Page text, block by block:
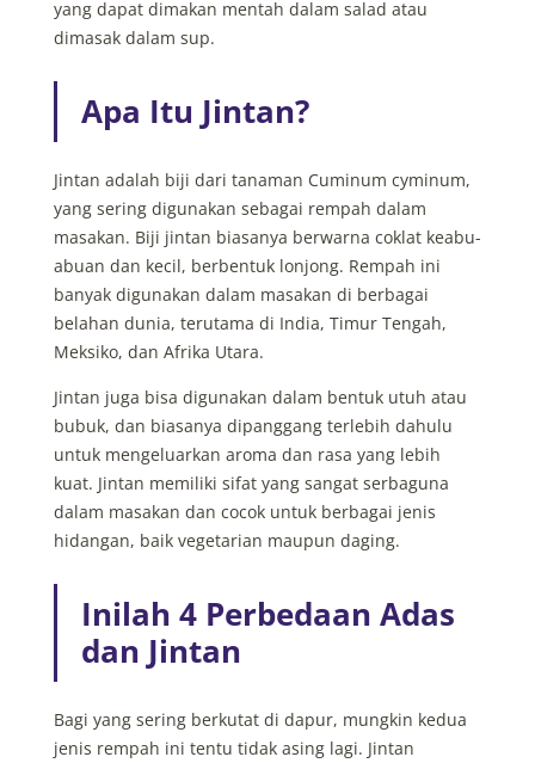
yang dapat dimakan mentah dalam salad atau
dimasak dalam sup.
Apa Itu Jintan?
Jintan adalah biji dari tanaman Cuminum cyminum,
yang sering digunakan sebagai rempah dalam
masakan. Biji jintan biasanya berwarna coklat keabu-
abuan dan kecil, berbentuk lonjong. Rempah ini
banyak digunakan dalam masakan di berbagai
belahan dunia, terutama di India, Timur Tengah,
Meksiko, dan Afrika Utara.
Jintan juga bisa digunakan dalam bentuk utuh atau
bubuk, dan biasanya dipanggang terlebih dahulu
untuk mengeluarkan aroma dan rasa yang lebih
kuat. Jintan memiliki sifat yang sangat serbaguna
dalam masakan dan cocok untuk berbagai jenis
hidangan, baik vegetarian maupun daging.
Inilah 4 Perbedaan Adas
dan Jintan
Bagi yang sering berkutat di dapur, mungkin kedua
jenis rempah ini tentu tidak asing lagi. Jintan